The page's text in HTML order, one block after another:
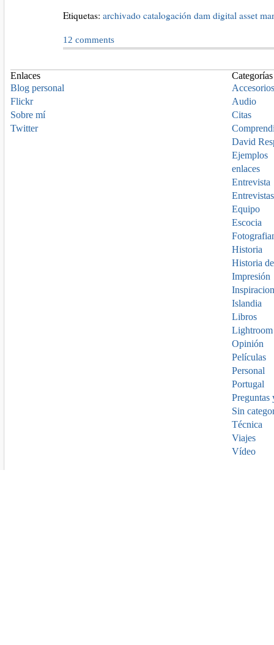
Etiquetas: archivado catalogación dam digital asset
12 comments
Enlaces
Blog personal
Flickr
Sobre mí
Twitter
Categorías
Accesorios
Audio
Citas
David
Ejemplos
enlaces
Entrevista
Entrevistas
Equipo
Escocia
Historia
Historia
Impresión
Islandia
Libros
Lightroom
Opinión
Películas
Personal
Portugal
Preguntas
Sin
Técnica
Viajes
Vídeo